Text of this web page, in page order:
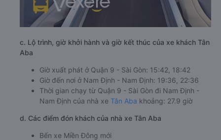
c. Lộ trình, giờ khởi hành và giờ kết thúc của xe khách Tân
Aba
Giờ xuất phát ở Quận 9 - Sài Gòn: 15:42, 18:42
Giờ đến nơi ở Nam Định - Nam Định: 19:36, 22:36
Thời gian chạy từ Quận 9 - Sài Gòn đi Nam Định -
Nam Định của nhà xe Tân Aba khoảng: 27.9 giờ
d. Các điểm đón khách của nhà xe Tân Aba
Bến xe Miền Đông mới